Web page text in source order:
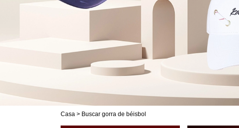
Casa > Buscar gorra de béisbol